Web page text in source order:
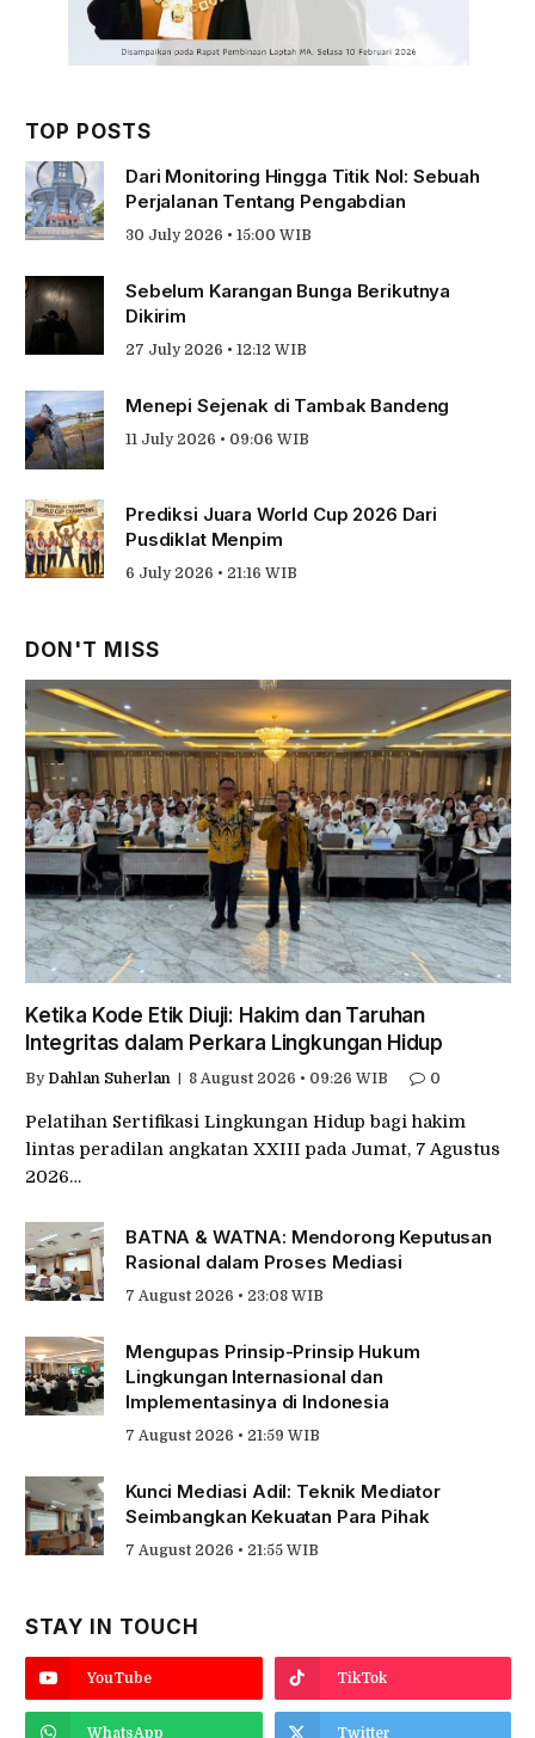
TOP POSTS
Dari Monitoring Hingga Titik Nol: Sebuah
Perjalanan Tentang Pengabdian
30 July 2026 • 15:00 WIB
Sebelum Karangan Bunga Berikutnya
Dikirim
27 July 2026 • 12:12 WIB
Menepi Sejenak di Tambak Bandeng
11 July 2026 • 09:06 WIB
Prediksi Juara World Cup 2026 Dari
Pusdiklat Menpim
6 July 2026 • 21:16 WIB
DON'T MISS
Ketika Kode Etik Diuji: Hakim dan Taruhan
Integritas dalam Perkara Lingkungan Hidup
By Dahlan Suherlan 8 August 2026 • 09:26 WIB 0
Pelatihan Sertifikasi Lingkungan Hidup bagi hakim
lintas peradilan angkatan XXIII pada Jumat, 7 Agustus
2026…
BATNA & WATNA: Mendorong Keputusan
Rasional dalam Proses Mediasi
7 August 2026 • 23:08 WIB
Mengupas Prinsip-Prinsip Hukum
Lingkungan Internasional dan
Implementasinya di Indonesia
7 August 2026 • 21:59 WIB
Kunci Mediasi Adil: Teknik Mediator
Seimbangkan Kekuatan Para Pihak
7 August 2026 • 21:55 WIB
STAY IN TOUCH
YouTube TikTok
WhatsApp Twitter